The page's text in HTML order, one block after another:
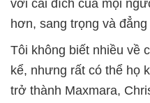
với cái đích của mọi
hơn, sang trọng và
Tôi không biết nhiều về
kể, nhưng rất có thể họ
trở thành Maxmara,